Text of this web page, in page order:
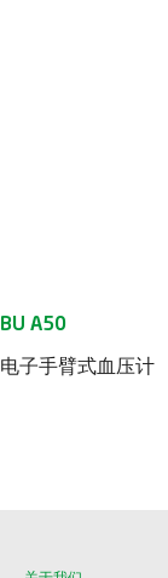
电子手臂式血压计